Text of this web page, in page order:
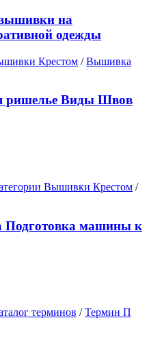
на
одежды
Крестом /Вышивка
ришелье Виды Швов
Вышивки Крестом /
машины к
терминов /Термин П